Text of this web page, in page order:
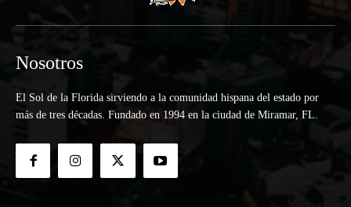
Nosotros
El Sol de la Florida sirviendo a la comunidad hispana del estado por
más de tres décadas. Fundado en 1994 en la ciudad de Miramar, FL.